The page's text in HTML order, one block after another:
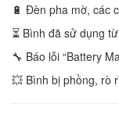
🔋 Đèn pha mờ, các
⏳ Bình đã sử dụng
🔧 Báo lỗi “Battery
💥 Bình bị phồng, rò